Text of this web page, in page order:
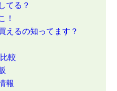
てる？
！
えるの知ってます？
較
報